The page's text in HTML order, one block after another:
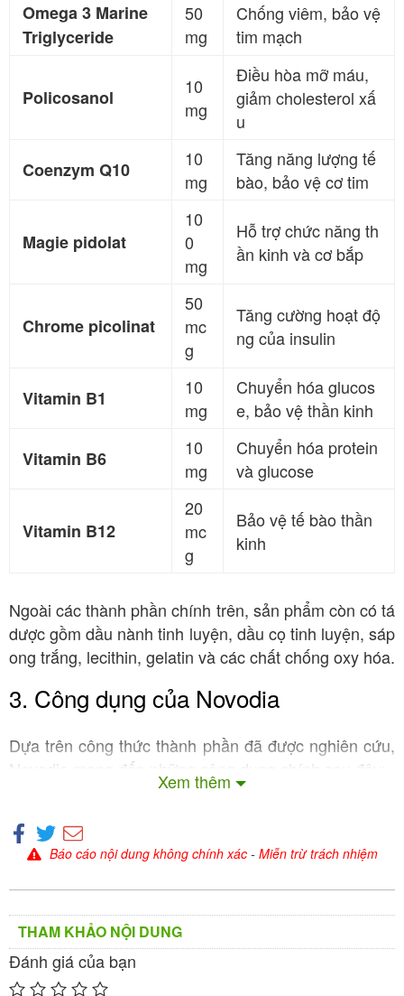
Omega 3 Marine
Triglyceride
50
mg
Chống viêm, bảo vệ
tim mạch
Policosanol
10
mg
Điều hòa mỡ máu,
giảm cholesterol xấ
u
Coenzym Q10
10
mg
Tăng năng lượng tế
bào, bảo vệ cơ tim
Magie pidolat
10
0
mg
Hỗ trợ chức năng th
ần kinh và cơ bắp
Chrome picolinat
50
mc
g
Tăng cường hoạt độ
ng của insulin
Vitamin B1
10
mg
Chuyển hóa glucos
e, bảo vệ thần kinh
Vitamin B6
10
mg
Chuyển hóa protein
và glucose
Vitamin B12
20
mc
g
Bảo vệ tế bào thần
kinh
Ngoài các thành phần chính trên, sản phẩm còn có tá
dược gồm dầu nành tinh luyện, dầu cọ tinh luyện, sáp
ong trắng, lecithin, gelatin và các chất chống oxy hóa.
3. Công dụng của Novodia
Xem thêm
Dựa trên công thức thành phần đã được nghiên cứu,
Novodia mang đến những công dụng chính sau đây:
Nhờ khả năng cải thiện độ nhạy insulin và ổn định
(tiền đái tháo đường, béo phì, có tiền sử gia đình).
Hỗ trợ kiểm soát đường huyết
Báo cáo nội dung không chính xác- Miễn trừ trách nhiệm
THAM KHẢO NỘI DUNG
Đánh giá của bạn